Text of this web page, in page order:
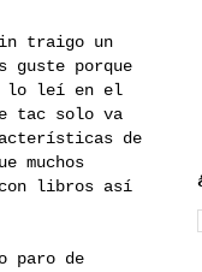
traigo un
guste porque
lo leí en el
tac solo va
de
muchos
libros así
paro de